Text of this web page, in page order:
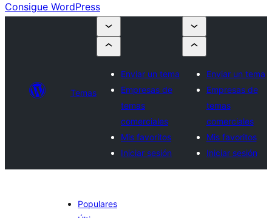
Consigue WordPress
Temas
Enviar un tema
Empresas de
temas
comerciales
Mis favoritos
Iniciar sesión
Enviar un tema
Empresas de
temas
comerciales
Mis favoritos
Iniciar sesión
Populares